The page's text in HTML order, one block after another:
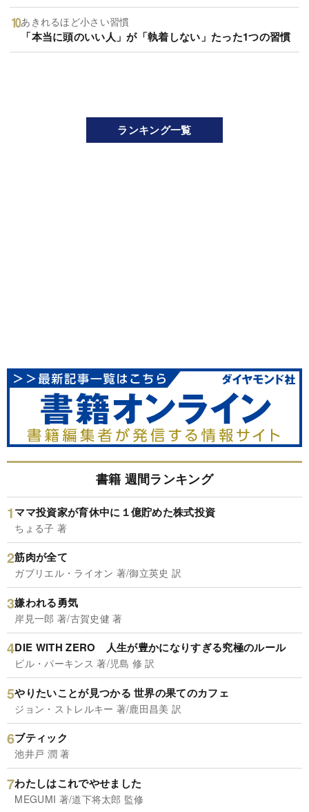
あきれるほど小さい習慣
「本当に頭のいい人」が「執着しない」たった1つの習慣
ランキング一覧
書籍 週間ランキング
ママ投資家が育休中に１億貯めた株式投資
ちょる子 著
筋肉が全て
ガブリエル・ライオン 著/御立英史 訳
嫌われる勇気
岸見一郎 著/古賀史健 著
DIE WITH ZERO 人生が豊かになりすぎる究極のルール
ビル・パーキンス 著/児島 修 訳
やりたいことが見つかる 世界の果てのカフェ
ジョン・ストレルキー 著/鹿田昌美 訳
ブティック
池井戸 潤 著
わたしはこれでやせました
MEGUMI 著/道下将太郎 監修